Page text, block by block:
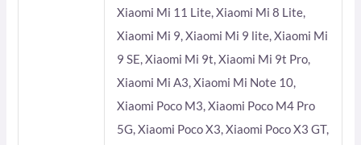
Xiaomi Mi 11 Lite, Xiaomi Mi 8 Lite,
Xiaomi Mi 9, Xiaomi Mi 9 lite, Xiaomi Mi
9 SE, Xiaomi Mi 9t, Xiaomi Mi 9t Pro,
Xiaomi Mi A3, Xiaomi Mi Note 10,
Xiaomi Poco M3, Xiaomi Poco M4 Pro
5G, Xiaomi Poco X3, Xiaomi Poco X3 GT,